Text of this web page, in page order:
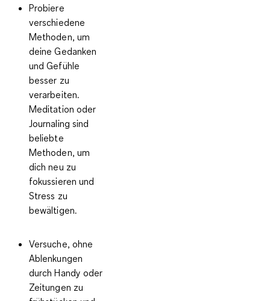
Probiere
verschiedene
Methoden, um
deine Gedanken
und Gefühle
besser zu
verarbeiten.
Meditation oder
Journaling sind
beliebte
Methoden, um
dich neu zu
fokussieren und
Stress zu
bewältigen.
Versuche, ohne
Ablenkungen
durch Handy oder
Zeitungen zu